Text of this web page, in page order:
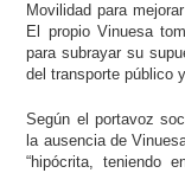
Movilidad para
El propio Vinuesa
para subrayar su
del transporte público
Según el portavoz
la ausencia de
“hipócrita, teniendo